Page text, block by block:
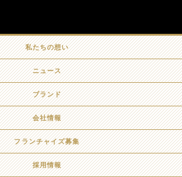
私たちの想い
ニュース
ブランド
会社情報
フランチャイズ募集
採用情報